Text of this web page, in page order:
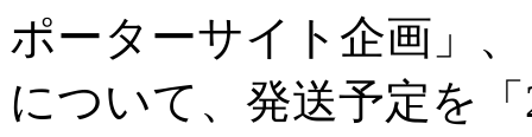
ポーターサイト企画」
について、発送予定を